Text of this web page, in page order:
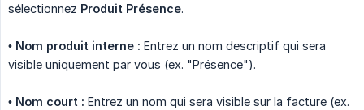
sélectionnez Produit Présence.
• Nom produit interne : Entrez un nom descriptif qui sera
visible uniquement par vous (ex. "Présence").
• Nom court : Entrez un nom qui sera visible sur la facture (ex.